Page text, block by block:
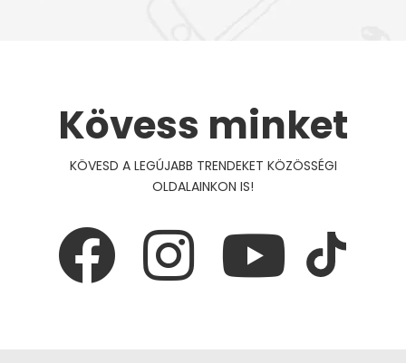
Kövess minket
KÖVESD A LEGÚJABB TRENDEKET KÖZÖSSÉGI
OLDALAINKON IS!